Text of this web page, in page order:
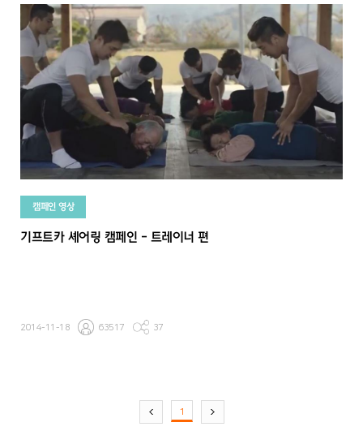
캠페인 영상
기프트카 셰어링 캠페인 - 트레이너 편
2014-11-18 63517 37
1